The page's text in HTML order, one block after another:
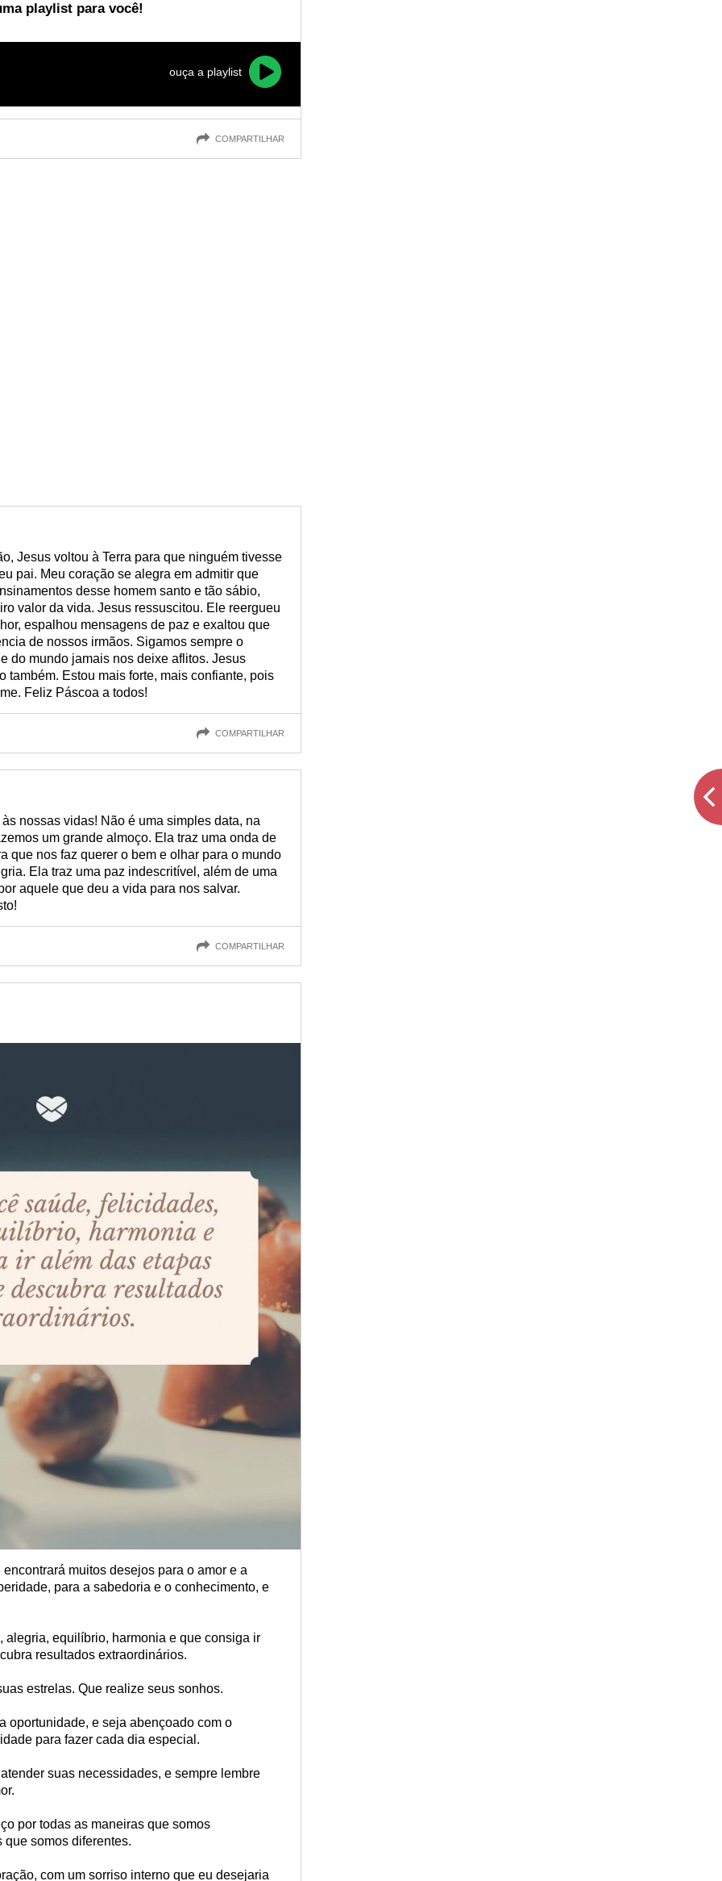
playlist para você!
ouça a playlist
COMPARTILHAR
Jesus voltou à Terra para que ninguém tivesse
pai. Meu coração se alegra em admitir que
desse homem santo e tão sábio,
valor da vida. Jesus ressuscitou. Ele reergueu
espalhou mensagens de paz e exaltou que
de nossos irmãos. Sigamos sempre o
do mundo jamais nos deixe aflitos. Jesus
também. Estou mais forte, mais confiante, pois
Feliz Páscoa a todos!
COMPARTILHAR
nossas vidas! Não é uma simples data, na
um grande almoço. Ela traz uma onda de
que nos faz querer o bem e olhar para o mundo
Ela traz uma paz indescritível, além de uma
aquele que deu a vida para nos salvar.
COMPARTILHAR
muitos desejos para o amor e a
para a sabedoria e o conhecimento, e
alegria, equilíbrio, harmonia e que consiga ir
resultados extraordinários.
estrelas. Que realize seus sonhos.
oportunidade, e seja abençoado com o
para fazer cada dia especial.
suas necessidades, e sempre lembre
por todas as maneiras que somos
somos diferentes.
com um sorriso interno que eu desejaria